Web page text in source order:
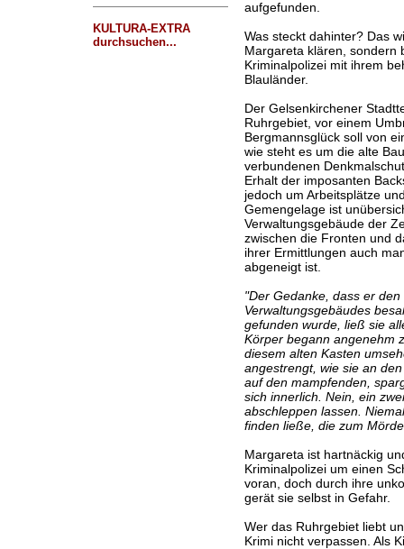
KULTURA-EXTRA
durchsuchen...
aufgefunden.
Was steckt dahinter? Das
Margareta klären, sondern
Kriminalpolizei mit ihrem
Blauländer.
Der Gelsenkirchener
Ruhrgebiet, vor einem
Bergmannsglück soll von
wie steht es um die alte
verbundenen
Erhalt der imposanten
jedoch um Arbeitsplätze
Gemengelage ist
Verwaltungsgebäude der
zwischen die Fronten und
ihrer Ermittlungen auch
abgeneigt ist.
"Der Gedanke, dass er
Verwaltungsgebäudes
gefunden wurde, ließ sie
Körper begann angenehm
diesem alten Kasten
angestrengt, wie sie an
auf den mampfenden,
sich innerlich. Nein, ein
abschleppen lassen.
finden ließe, die zum
Margareta ist hartnäckig
Kriminalpolizei um einen
voran, doch durch ihre
gerät sie selbst in Gefahr.
Wer das Ruhrgebiet liebt
Krimi nicht verpassen. Als